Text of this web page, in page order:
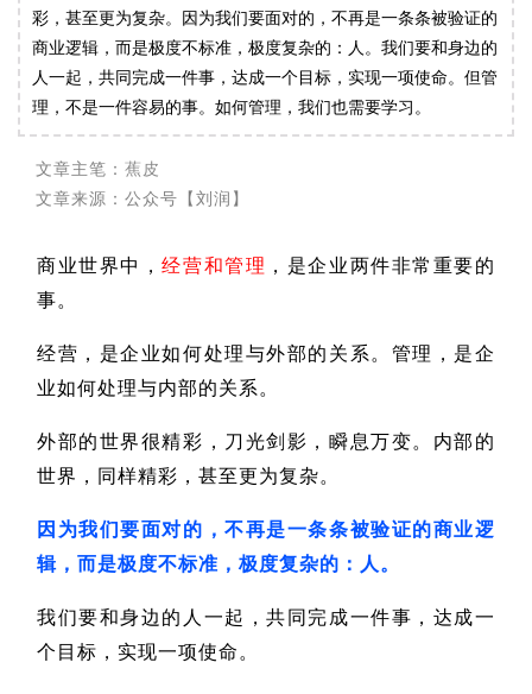
彩，甚至更为复杂。因为我们要面对的，不再是一条条被验证的
商业逻辑，而是极度不标准，极度复杂的：人。我们要和身边的
人一起，共同完成一件事，达成一个目标，实现一项使命。但管
理，不是一件容易的事。如何管理，我们也需要学习。
文章主笔： 蕉皮
文章来源：公众号【刘润】
商业世界中，经营和管理 ，是企业两件非常重要的
事。
经营，是企业如何处理与外部的关系。管理，是企
业如何处理与内部的关系。
外部的世界很精彩，刀光剑影，瞬息万变。内部的
世界，同样精彩，甚至更为复杂。
因为我们要面对的，不再是一条条被验证的商业逻
辑，而是极度不标准，极度复杂的：人。
我们要和身边的人一起，共同完成一件事，达成一
个目标，实现一项使命。